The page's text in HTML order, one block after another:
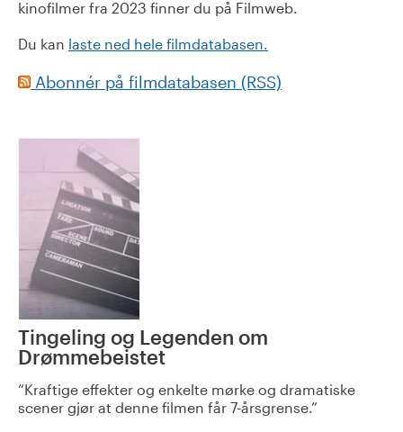
kinofilmer fra 2023 finner du på Filmweb.
Du kan laste ned hele filmdatabasen.
Abonnér på filmdatabasen (RSS)
Tingeling og Legenden om
Drømmebeistet
Kraftige effekter og enkelte mørke og dramatiske
scener gjør at denne filmen får 7-årsgrense.